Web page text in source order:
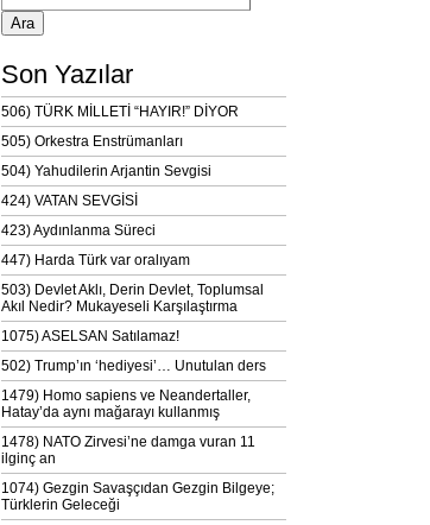
Son Yazılar
506) TÜRK MİLLETİ “HAYIR!” DİYOR
505) Orkestra Enstrümanları
504) Yahudilerin Arjantin Sevgisi
424) VATAN SEVGİSİ
423) Aydınlanma Süreci
447) Harda Türk var oralıyam
503) Devlet Aklı, Derin Devlet, Toplumsal
Akıl Nedir? Mukayeseli Karşılaştırma
1075) ASELSAN Satılamaz!
502) Trump’ın ‘hediyesi’… Unutulan ders
1479) Homo sapiens ve Neandertaller,
Hatay’da aynı mağarayı kullanmış
1478) NATO Zirvesi’ne damga vuran 11
ilginç an
1074) Gezgin Savaşçıdan Gezgin Bilgeye;
Türklerin Geleceği